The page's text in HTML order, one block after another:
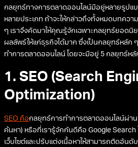
กลยุทธ์ทางการตลาดออนไลน์มีอยู่หลายรูปแบ
หลายประเภท ถ้าจะให้กล่าวถึงทั้งหมดบทควา
ๆ เราจึงคัดมาให้คุณรู้จักเฉพาะกลยุทธ์ยอดนิย
ผลลัพธ์ให้แก่ธุรกิจได้มาก ซึ่งเป็นกลยุทธ์หลัก
ทำการตลาดออนไลน์ โดยจะมีอยู่ 5 กลยุทธ์หลั
1. SEO (Search
Optimization)
SEO คือกลยุทธ์การทำการตลาดออนไลน์ผ่าน
ค้นหา) หรือที่เรารู้จักกันดีคือ Google Search
เว็บไซต์และปรับแต่งเนื้อหาให้สามารถติดอันดั